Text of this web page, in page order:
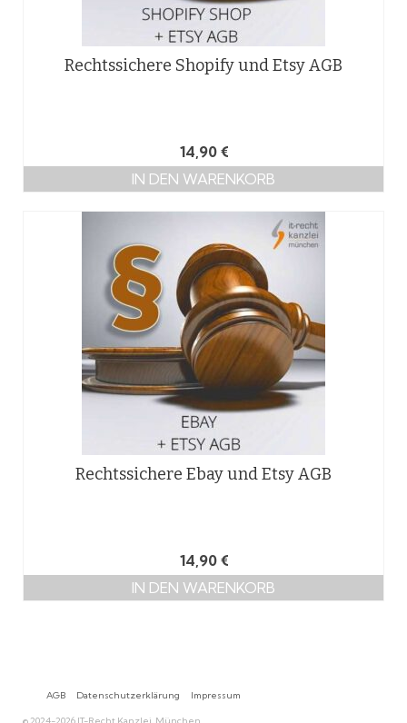
Rechtssichere Shopify und Etsy AGB
14,90 €
IN DEN WARENKORB
Rechtssichere Ebay und Etsy AGB
14,90 €
IN DEN WARENKORB
AGB Datenschutzerklärung Impressum
© 2024-2026 IT-Recht Kanzlei, München